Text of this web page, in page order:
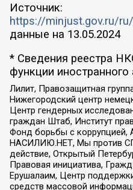
Источник:
https://minjust.gov.ru/
данные на 13.05.2024
* Сведения реестра
функции иностранного
Лилит, Правозащитная
Нижегородский центр
Центр гендерных
граждан Штаб, Институт
Фонд борьбы с коррупцией,
НАСИЛИЮ.НЕТ, Мы против
действие, Открытый
Правовая инициатива,
Ерушалаим, Центр
средств массовой